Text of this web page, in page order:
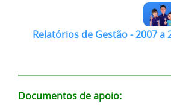
Relatórios de Gestão - 2007 a
Documentos de apoio: